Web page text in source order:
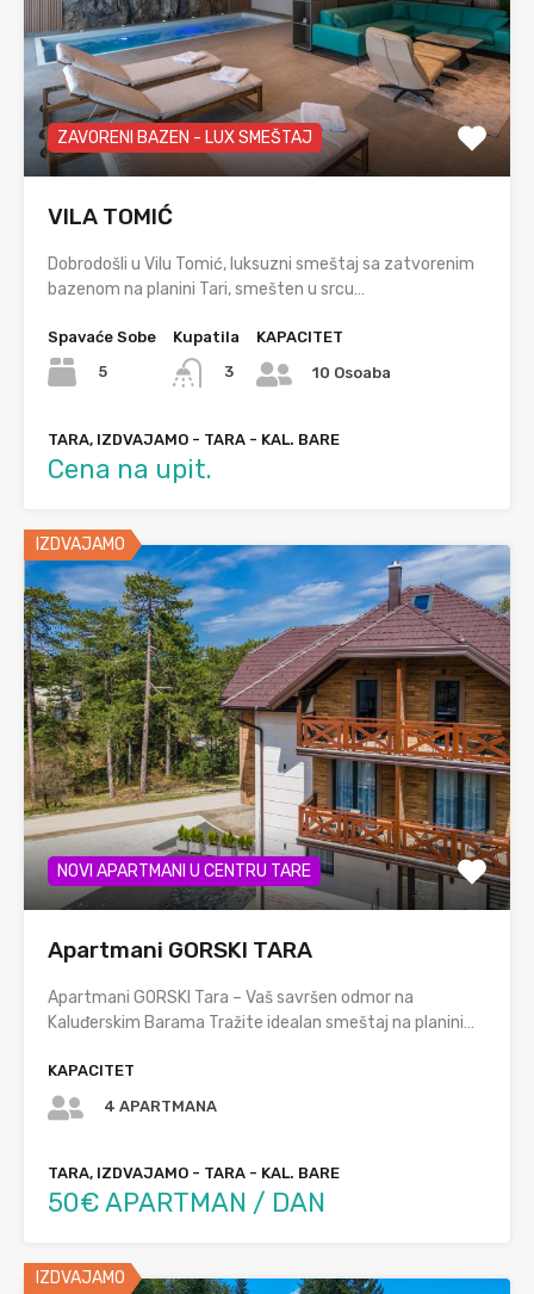
ZAVORENI BAZEN - LUX SMEŠTAJ
VILA TOMIĆ
Dobrodošli u Vilu Tomić, luksuzni smeštaj sa zatvorenim
bazenom na planini Tari, smešten u srcu…
Spavaće Sobe
5
Kupatila
3
KAPACITET
10 Osoaba
TARA, IZDVAJAMO - TARA - KAL. BARE
Cena na upit.
IZDVAJAMO
NOVI APARTMANI U CENTRU TARE
Apartmani GORSKI TARA
Apartmani GORSKI Tara – Vaš savršen odmor na
Kaluđerskim Barama Tražite idealan smeštaj na planini…
KAPACITET
4 APARTMANA
TARA, IZDVAJAMO - TARA - KAL. BARE
50€ APARTMAN / DAN
IZDVAJAMO